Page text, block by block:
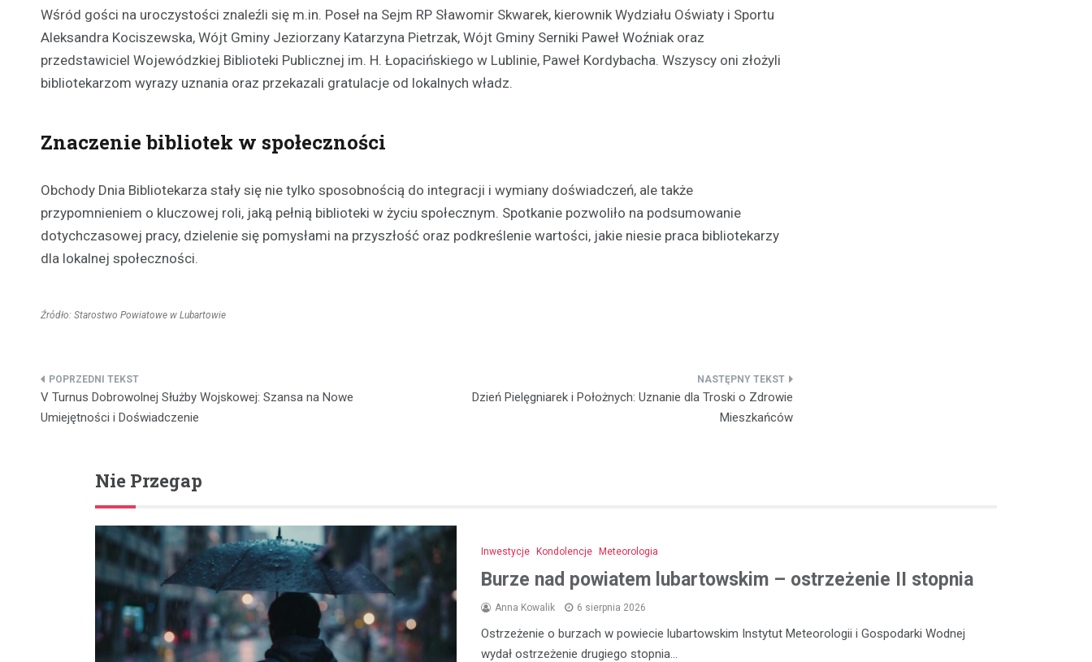
Wśród gości na uroczystości znaleźli się m.in. Poseł na Sejm RP Sławomir Skwarek, kierownik Wydziału Oświaty i Sportu
Aleksandra Kociszewska, Wójt Gminy Jeziorzany Katarzyna Pietrzak, Wójt Gminy Serniki Paweł Woźniak oraz
przedstawiciel Wojewódzkiej Biblioteki Publicznej im. H. Łopacińskiego w Lublinie, Paweł Kordybacha. Wszyscy oni złożyli
bibliotekarzom wyrazy uznania oraz przekazali gratulacje od lokalnych władz.
Znaczenie bibliotek w społeczności
Obchody Dnia Bibliotekarza stały się nie tylko sposobnością do integracji i wymiany doświadczeń, ale także
przypomnieniem o kluczowej roli, jaką pełnią biblioteki w życiu społecznym. Spotkanie pozwoliło na podsumowanie
dotychczasowej pracy, dzielenie się pomysłami na przyszłość oraz podkreślenie wartości, jakie niesie praca bibliotekarzy
dla lokalnej społeczności.
Źródło: Starostwo Powiatowe w Lubartowie
Nawigacja
wpisu
V Turnus Dobrowolnej Służby Wojskowej: Szansa na Nowe
Umiejętności i Doświadczenie
Dzień Pielęgniarek i Położnych: Uznanie dla Troski o Zdrowie
Mieszkańców
Nie Przegap
Inwestycje Kondolencje Meteorologia
Burze nad powiatem lubartowskim – ostrzeżenie II stopnia
Anna Kowalik 6 sierpnia 2026
Ostrzeżenie o burzach w powiecie lubartowskim Instytut Meteorologii i Gospodarki Wodnej
wydał ostrzeżenie drugiego stopnia…